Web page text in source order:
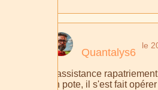
Quantalys6
le
L'assistance
un pote, il s'est fait